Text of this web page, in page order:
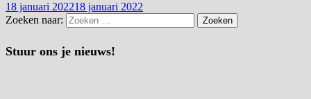
18 januari 202218 januari 2022
Zoeken naar:
Stuur ons je nieuws!